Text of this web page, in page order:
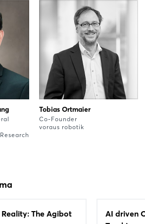
Tobias Ortmaier
Co-Founder
voraus robotik
The Agibot
AI driven